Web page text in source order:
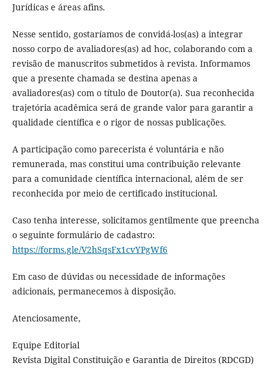
Jurídicas e áreas afins.
Nesse sentido, gostaríamos de convidá-los(as) a integrar
nosso corpo de avaliadores(as) ad hoc, colaborando com a
revisão de manuscritos submetidos à revista. Informamos
que a presente chamada se destina apenas a
avaliadores(as) com o título de Doutor(a). Sua reconhecida
trajetória acadêmica será de grande valor para garantir a
qualidade científica e o rigor de nossas publicações.
A participação como parecerista é voluntária e não
remunerada, mas constitui uma contribuição relevante
para a comunidade científica internacional, além de ser
reconhecida por meio de certificado institucional.
Caso tenha interesse, solicitamos gentilmente que preencha
o seguinte formulário de cadastro:
https://forms.gle/V2hSqsFx1cvYPgWf6
Em caso de dúvidas ou necessidade de informações
adicionais, permanecemos à disposição.
Atenciosamente,
Equipe Editorial
Revista Digital Constituição e Garantia de Direitos (RDCGD)